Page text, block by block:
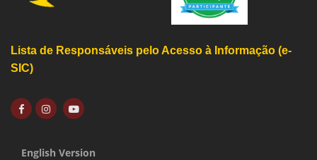
Lista de Responsáveis pelo Acesso à Informação (e-
SIC)
English Version